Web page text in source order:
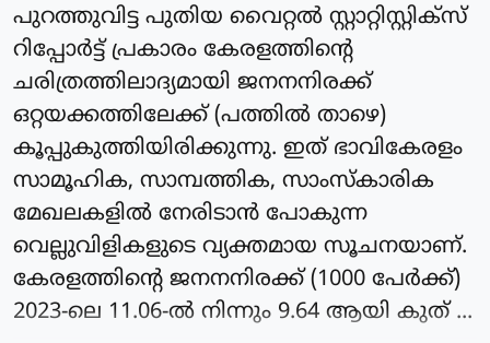
പുറത്തുവിട്ട പുതിയ വൈറ്റൽ സ്റ്റാറ്റിസ്റ്റിക്സ്
റിപ്പോർട്ട് പ്രകാരം കേരളത്തിന്റെ
ചരിത്രത്തിലാദ്യമായി ജനനനിരക്ക്
ഒറ്റയക്കത്തിലേക്ക് (പത്തിൽ താഴെ)
കൂപ്പുകുത്തിയിരിക്കുന്നു. ഇത് ഭാവികേരളം
സാമൂഹിക, സാമ്പത്തിക, സാംസ്കാരിക
മേഖലകളിൽ നേരിടാൻ പോകുന്ന
വെല്ലുവിളികളുടെ വ്യക്തമായ സൂചനയാണ്.
കേരളത്തിന്റെ ജനനനിരക്ക് (1000 പേർക്ക്)
2023-ലെ 11.06-ൽ നിന്നും 9.64 ആയി കുത് ...